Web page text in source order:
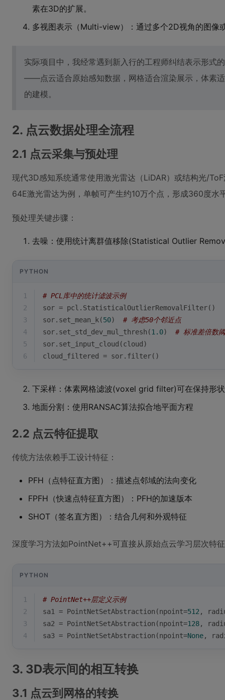
素在3D的扩展。
多视图表示（Multi-view）：通过多个2D视角的图像
实际项目中，我经常遇到新入行的工程师纠结表示形式
——点云适合原始感知数据，网格适合渲染展示，体素
的建模。
2. 点云数据处理全流程
2.1 点云采集与预处理
现代3D感知系统通常使用激光雷达（LiDAR）或结构光/
64E激光雷达为例，单帧可产生约10万个点，形成360度水
预处理关键步骤：
去噪：使用统计离群值移除(Statistical Outlier
PYTHON
1
# PCL库中的统计滤波示例
2
sor = pcl.StatisticalOutlierRemovalFilter()
3
sor.set_mean_k(50) # 考虑50个邻近点
4
sor.set_std_dev_mul_thresh(1.0) # 标准差倍数
5
sor.set_input_cloud(cloud)
6
cloud_filtered = sor. filter()
下采样：体素网格滤波(voxel grid filter)可在保持形
地面分割：使用RANSAC算法拟合地平面方程
2.2 点云特征提取
传统方法依赖手工设计特征：
PFH（点特征直方图）：描述点邻域的法向变化
FPFH（快速点特征直方图）：PFH的加速版本
SHOT（签名直方图）：结合几何和外观特征
深度学习方法如PointNet++可直接从原始点云学习层次特
PYTHON
1
# PointNet++层定义示例
2
sa1 = PointNetSetAbstraction(npoint=512 ,
3
sa2 = PointNetSetAbstraction(npoint=128,
4
sa3 = PointNetSetAbstraction(npoint=None,
3. 3D表示间的相互转换
3.1 点云到网格的转换